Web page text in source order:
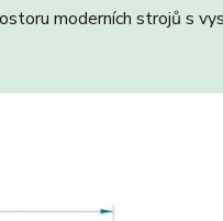
moderních strojů s